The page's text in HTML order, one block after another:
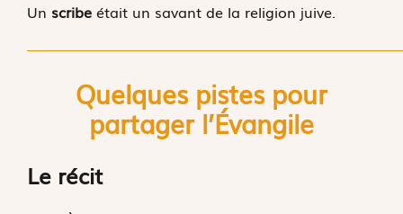
Un scribeétait un savant de la religion juive.
Quelques pistes pour
partager l’Évangile
Le récit